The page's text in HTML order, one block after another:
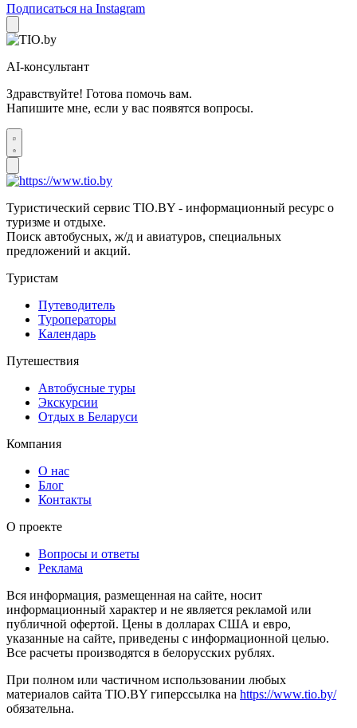
Подписаться на Instagram
AI-консультант
Здравствуйте! Готова помочь вам.
Напишите мне, если у вас появятся вопросы.
Туристический сервис TIO.BY - информационный ресурс о
туризме и отдыхе.
Поиск автобусных, ж/д и авиатуров, специальных
предложений и акций.
Туристам
Путеводитель
Туроператоры
Календарь
Путешествия
Автобусные туры
Экскурсии
Отдых в Беларуси
Компания
О нас
Блог
Контакты
О проекте
Вопросы и ответы
Реклама
Вся информация, размещенная на сайте, носит
информационный характер и не является рекламой или
публичной офертой. Цены в долларах США и евро,
указанные на сайте, приведены с информационной целью.
Все расчеты производятся в белорусских рублях.
При полном или частичном использовании любых
материалов сайта TIO.BY гиперссылка на https://www.tio.by/
обязательна.